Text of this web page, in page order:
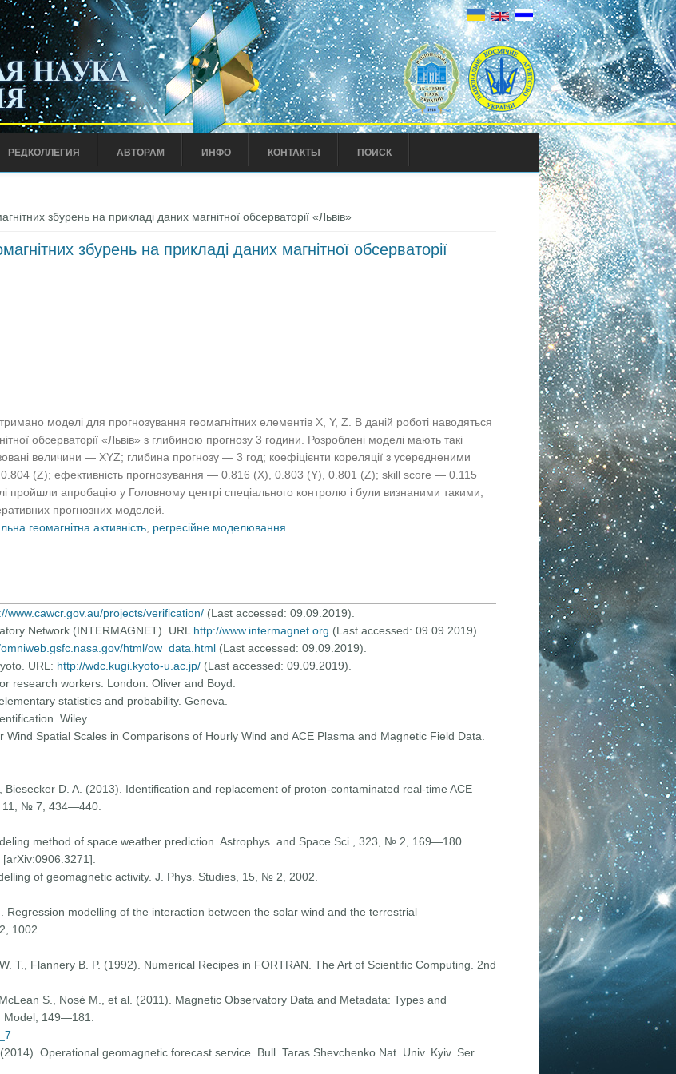
РЕДКОЛЛЕГИЯ АВТОРАМ ИНФО КОНТАКТЫ ПОИСК
збурень на прикладі даних магнітної обсерваторії «Львів»
збурень на прикладі даних магнітної обсерваторії
моделі для прогнозування геомагнітних елементів X, Y, Z. В даній роботі наводяться
обсерваторії «Львів» з глибиною прогнозу 3 години. Розроблені моделі мають такі
величини — XYZ; глибина прогнозу — 3 год; коефіцієнти кореляції з усередненими
(Z); ефективність прогнозування — 0.816 (X), 0.803 (Y), 0.801 (Z); skill score — 0.115
пройшли апробацію у Головному центрі спеціального контролю і були визнаними такими,
прогнозних моделей.
геомагнітна активність, регресійне моделювання
www.cawcr.gov.au/projects/verification/(Last accessed: 09.09.2019).
Network (INTERMAGNET). URL http://www.intermagnet.org (Last accessed: 09.09.2019).
html/ow_data.html(Last accessed: 09.09.2019).
URL: http://wdc.kugi.kyoto-u.ac.jp/(Last accessed: 09.09.2019).
research workers. London: Oliver and Boyd.
statistics and probability. Geneva.
Wiley.
Spatial Scales in Comparisons of Hourly Wind and ACE Plasma and Magnetic Field Data.
Biesecker D. A. (2013). Identification and replacement of proton-contaminated real-time ACE
11, № 7, 434—440.
method of space weather prediction. Astrophys. and Space Sci., 323, № 2, 169—180.
[arXiv:0906.3271].
of geomagnetic activity. J. Phys. Studies, 15, № 2, 2002.
Regression modelling of the interaction between the solar wind and the terrestrial
1002.
T., Flannery B. P. (1992). Numerical Recipes in FORTRAN. The Art of Scientific Computing. 2nd
S., Nosé M., et al. (2011). Magnetic Observatory Data and Metadata: Types and
Model, 149—181.
Operational geomagnetic forecast service. Bull. Taras Shevchenko Nat. Univ. Kyiv. Ser.